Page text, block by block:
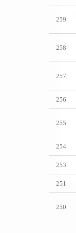
259
258
257
256
255
254
253
251
250